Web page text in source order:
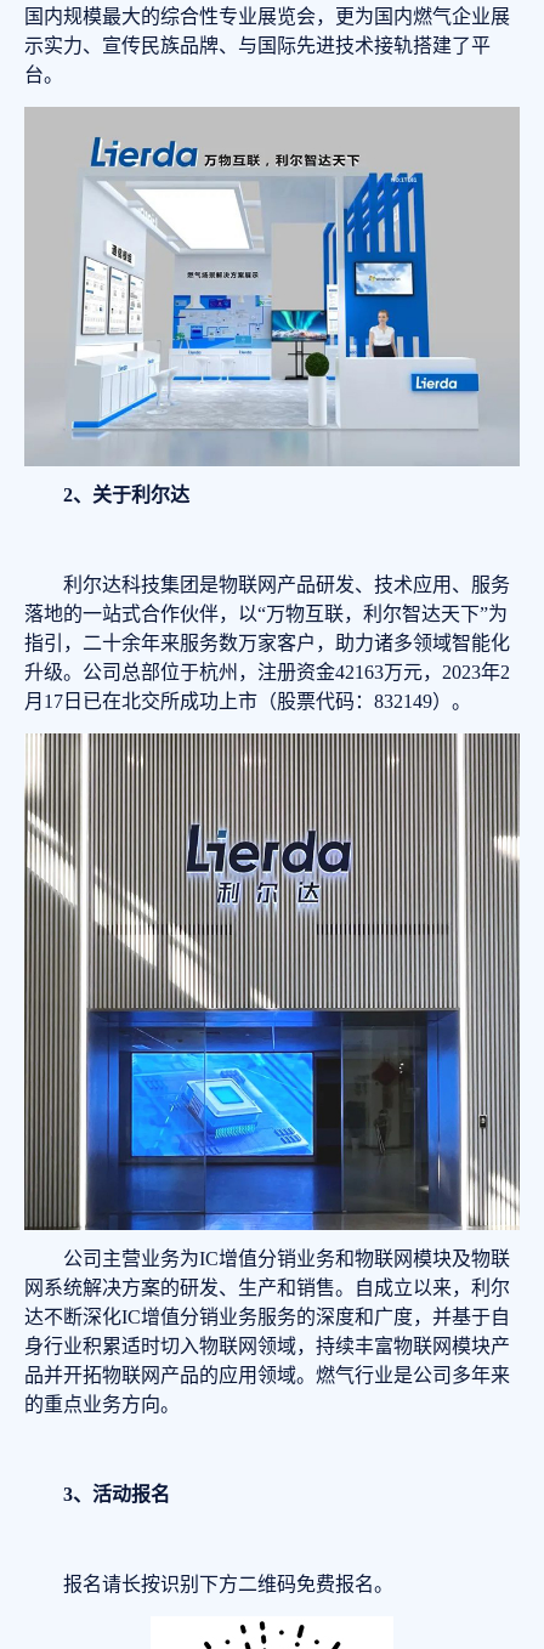
国内规模最大的综合性专业展览会，更为国内燃气企业展
示实力、宣传民族品牌、与国际先进技术接轨搭建了平
台。
2、 关于利尔达
利尔达科技集团是物联网产品研发、技术应用、服务
落地的一站式合作伙伴，以“万物互联，利尔智达天下”为
指引，二十余年来服务数万家客户，助力诸多领域智能化
升级。公司总部位于杭州，注册资金42163万元，2023年2
月17日已在北交所成功上市（股票代码：832149）。
公司主营业务为IC增值分销业务和物联网模块及物联
网系统解决方案的研发、生产和销售。自成立以来，利尔
达不断深化IC增值分销业务服务的深度和广度，并基于自
身行业积累适时切入物联网领域，持续丰富物联网模块产
品并开拓物联网产品的应用领域。燃气行业是公司多年来
的重点业务方向。
3、 活动报名
报名请长按识别下方二维码免费报名。